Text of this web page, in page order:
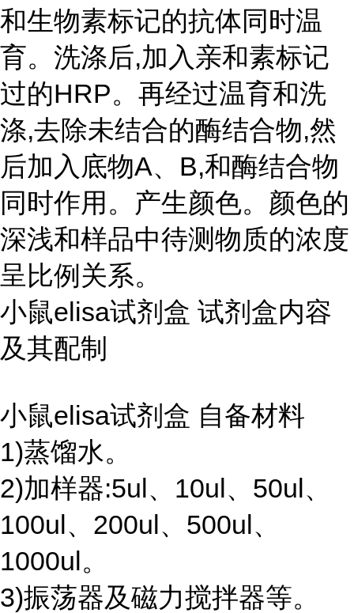
和生物素标记的抗体同时温
育。洗涤后,加入亲和素标记
过的HRP。再经过温育和洗
涤,去除未结合的酶结合物,然
后加入底物A、B,和酶结合物
同时作用。产生颜色。颜色的
深浅和样品中待测物质的浓度
呈比例关系。
小鼠elisa试剂盒 试剂盒内容
及其配制
小鼠elisa试剂盒 自备材料
1)蒸馏水。
2)加样器:5ul、10ul、50ul、
100ul、200ul、500ul、
1000ul。
3)振荡器及磁力搅拌器等。